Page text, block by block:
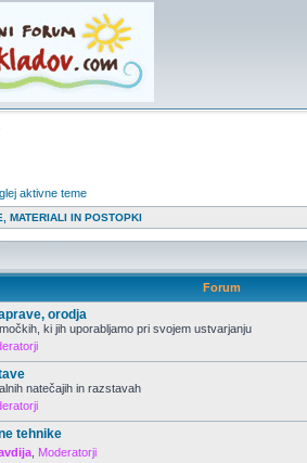
aktivne teme
MATERIALI IN POSTOPKI
Forum
orodja
ki jih uporabljamo pri svojem ustvarjanju
natečajih in razstavah
tehnike
Moderatorji